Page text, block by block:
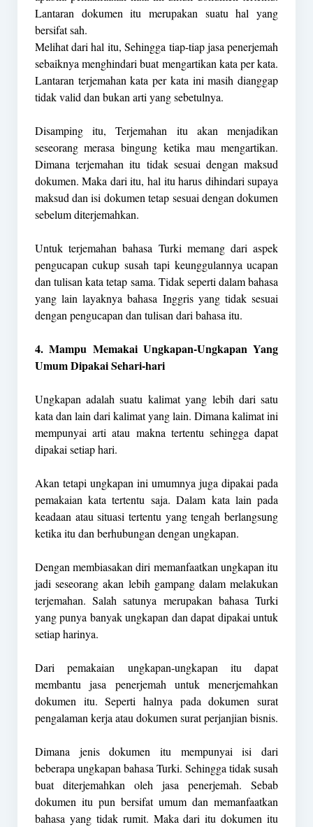
Lantaran dokumen itu merupakan suatu hal yang
bersifat sah.
Melihat dari hal itu, Sehingga tiap-tiap jasa penerjemah
sebaiknya menghindari buat mengartikan kata per kata.
Lantaran terjemahan kata per kata ini masih dianggap
tidak valid dan bukan arti yang sebetulnya.
Disamping itu, Terjemahan itu akan menjadikan
seseorang merasa bingung ketika mau mengartikan.
Dimana terjemahan itu tidak sesuai dengan maksud
dokumen. Maka dari itu, hal itu harus dihindari supaya
maksud dan isi dokumen tetap sesuai dengan dokumen
sebelum diterjemahkan.
Untuk terjemahan bahasa Turki memang dari aspek
pengucapan cukup susah tapi keunggulannya ucapan
dan tulisan kata tetap sama. Tidak seperti dalam bahasa
yang lain layaknya bahasa Inggris yang tidak sesuai
dengan pengucapan dan tulisan dari bahasa itu.
4. Mampu Memakai Ungkapan-Ungkapan Yang
Umum Dipakai Sehari-hari
Ungkapan adalah suatu kalimat yang lebih dari satu
kata dan lain dari kalimat yang lain. Dimana kalimat ini
mempunyai arti atau makna tertentu sehingga dapat
dipakai setiap hari.
Akan tetapi ungkapan ini umumnya juga dipakai pada
pemakaian kata tertentu saja. Dalam kata lain pada
keadaan atau situasi tertentu yang tengah berlangsung
ketika itu dan berhubungan dengan ungkapan.
Dengan membiasakan diri memanfaatkan ungkapan itu
jadi seseorang akan lebih gampang dalam melakukan
terjemahan. Salah satunya merupakan bahasa Turki
yang punya banyak ungkapan dan dapat dipakai untuk
setiap harinya.
Dari pemakaian ungkapan-ungkapan itu dapat
membantu jasa penerjemah untuk menerjemahkan
dokumen itu. Seperti halnya pada dokumen surat
pengalaman kerja atau dokumen surat perjanjian bisnis.
Dimana jenis dokumen itu mempunyai isi dari
beberapa ungkapan bahasa Turki. Sehingga tidak susah
buat diterjemahkan oleh jasa penerjemah. Sebab
dokumen itu pun bersifat umum dan memanfaatkan
bahasa yang tidak rumit. Maka dari itu dokumen itu